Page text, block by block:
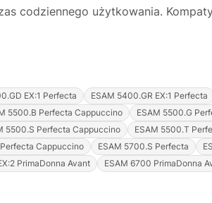
codziennego użytkowania.
EX:1 Perfecta ESAM 5400.GR EX:1 Perfecta
5500.B Perfecta Cappuccino ESAM 5500.G
5500.S Perfecta Cappuccino ESAM 5500.T
Cappuccino ESAM 5700.S Perfecta
PrimaDonna Avant ESAM 6700 PrimaDonna